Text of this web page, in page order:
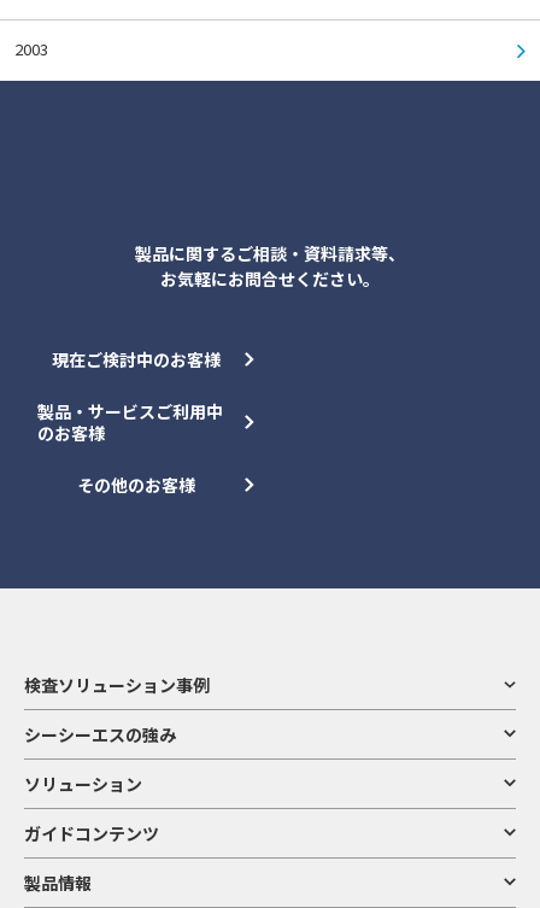
2003
製品に関するご相談・資料請求等、
お気軽にお問合せください。
現在ご検討中のお客様
製品・サービスご利用中
のお客様
その他のお客様
検査ソリューション事例
シーシーエスの強み
ソリューション
ガイドコンテンツ
製品情報